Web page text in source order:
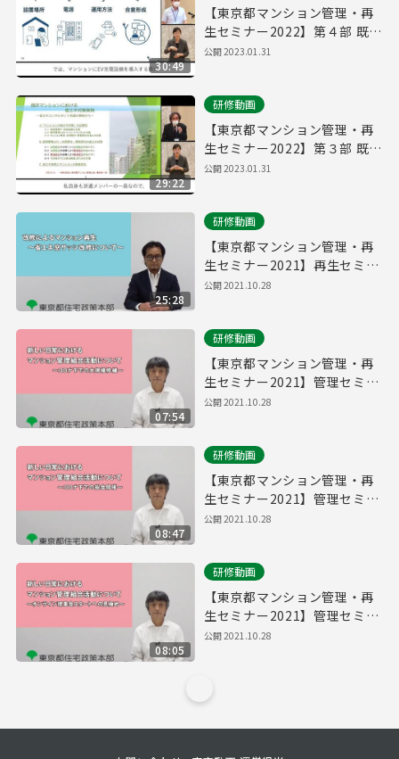
30:49
【東京都マンション管理・再
生セミナー2022】第４部 既存
マンションでのEV充電器の導
公開2023.01.31
29:22
研修動画
【東京都マンション管理・再
生セミナー2022】第３部 既存
マンションにおける省エネ対
公開2023.01.31
25:28
研修動画
【東京都マンション管理・再
生セミナー2021】再生セミナ
ー「改修によるマンション再
公開2021.10.28
07:54
研修動画
【東京都マンション管理・再
生セミナー2021】管理セミナ
ー「新しい日常におけるマン
～」
公開2021.10.28
08:47
研修動画
【東京都マンション管理・再
生セミナー2021】管理セミナ
ー「新しい日常におけるマン
公開2021.10.28
08:05
研修動画
【東京都マンション管理・再
生セミナー2021】管理セミナ
ー「新しい日常におけるマン
公開2021.10.28